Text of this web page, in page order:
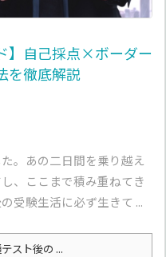
】自己採点×ボーダー
を徹底解説
。あの二日間を乗り越え
、ここまで積み重ねてき
受験生活に必ず生きて ...
スト後の ...